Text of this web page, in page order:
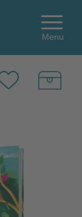
Menu